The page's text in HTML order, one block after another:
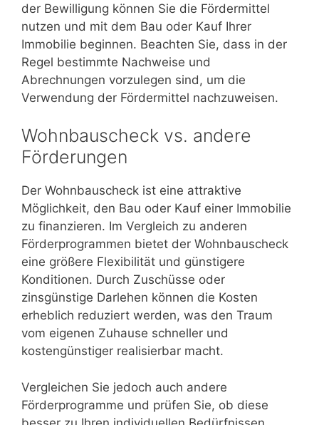
der Bewilligung können Sie die Fördermittel
nutzen und mit dem Bau oder Kauf Ihrer
Immobilie beginnen. Beachten Sie, dass in der
Regel bestimmte Nachweise und
Abrechnungen vorzulegen sind, um die
Verwendung der Fördermittel nachzuweisen.
Wohnbauscheck vs. andere
Förderungen
Der Wohnbauscheck ist eine attraktive
Möglichkeit, den Bau oder Kauf einer Immobilie
zu finanzieren. Im Vergleich zu anderen
Förderprogrammen bietet der Wohnbauscheck
eine größere Flexibilität und günstigere
Konditionen. Durch Zuschüsse oder
zinsgünstige Darlehen können die Kosten
erheblich reduziert werden, was den Traum
vom eigenen Zuhause schneller und
kostengünstiger realisierbar macht.
Vergleichen Sie jedoch auch andere
Förderprogramme und prüfen Sie, ob diese